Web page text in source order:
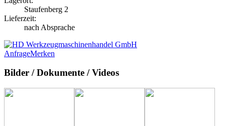
Staufenberg 2
Lieferzeit:
nach Absprache
AnfrageMerken
Bilder / Dokumente / Videos